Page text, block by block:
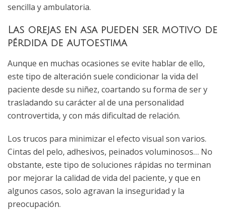
sencilla y ambulatoria.
Las orejas en asa pueden ser motivo de
pérdida de autoestima
Aunque en muchas ocasiones se evite hablar de ello,
este tipo de alteración suele condicionar la vida del
paciente desde su niñez, coartando su forma de ser y
trasladando su carácter al de una personalidad
controvertida, y con más dificultad de relación.
Los trucos para minimizar el efecto visual son varios.
Cintas del pelo, adhesivos, peinados voluminosos… No
obstante, este tipo de soluciones rápidas no terminan
por mejorar la calidad de vida del paciente, y que en
algunos casos, solo agravan la inseguridad y la
preocupación.